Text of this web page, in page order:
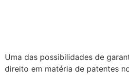
Uma das possibilidades de
direito em matéria de patentes